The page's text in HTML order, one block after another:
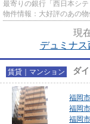
最寄りの銀行「西日本シ
物件情報：大好評のあの
を当社で是非とも見つけて
現
デュミナ
賃貸｜マンション ダ
福岡
福岡
福岡